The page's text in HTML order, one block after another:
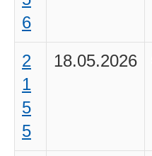
6
2
1
5
5
18.05.2026